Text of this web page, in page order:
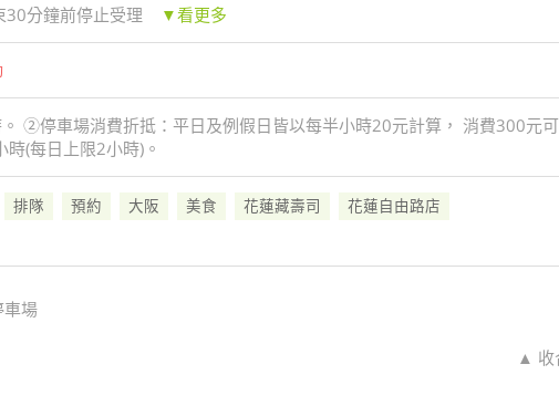
分鐘前停止受理 ▼看更多
②停車場消費折抵：平日及例假日皆以每半小時20元計算， 消費300元可
(每日上限2小時)。
排隊 預約 大阪 美食 花蓮藏壽司
花蓮自由路店
車場
▲ 收